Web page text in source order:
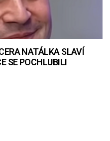
NATÁLKA SLAVÍ
SE POCHLUBILI